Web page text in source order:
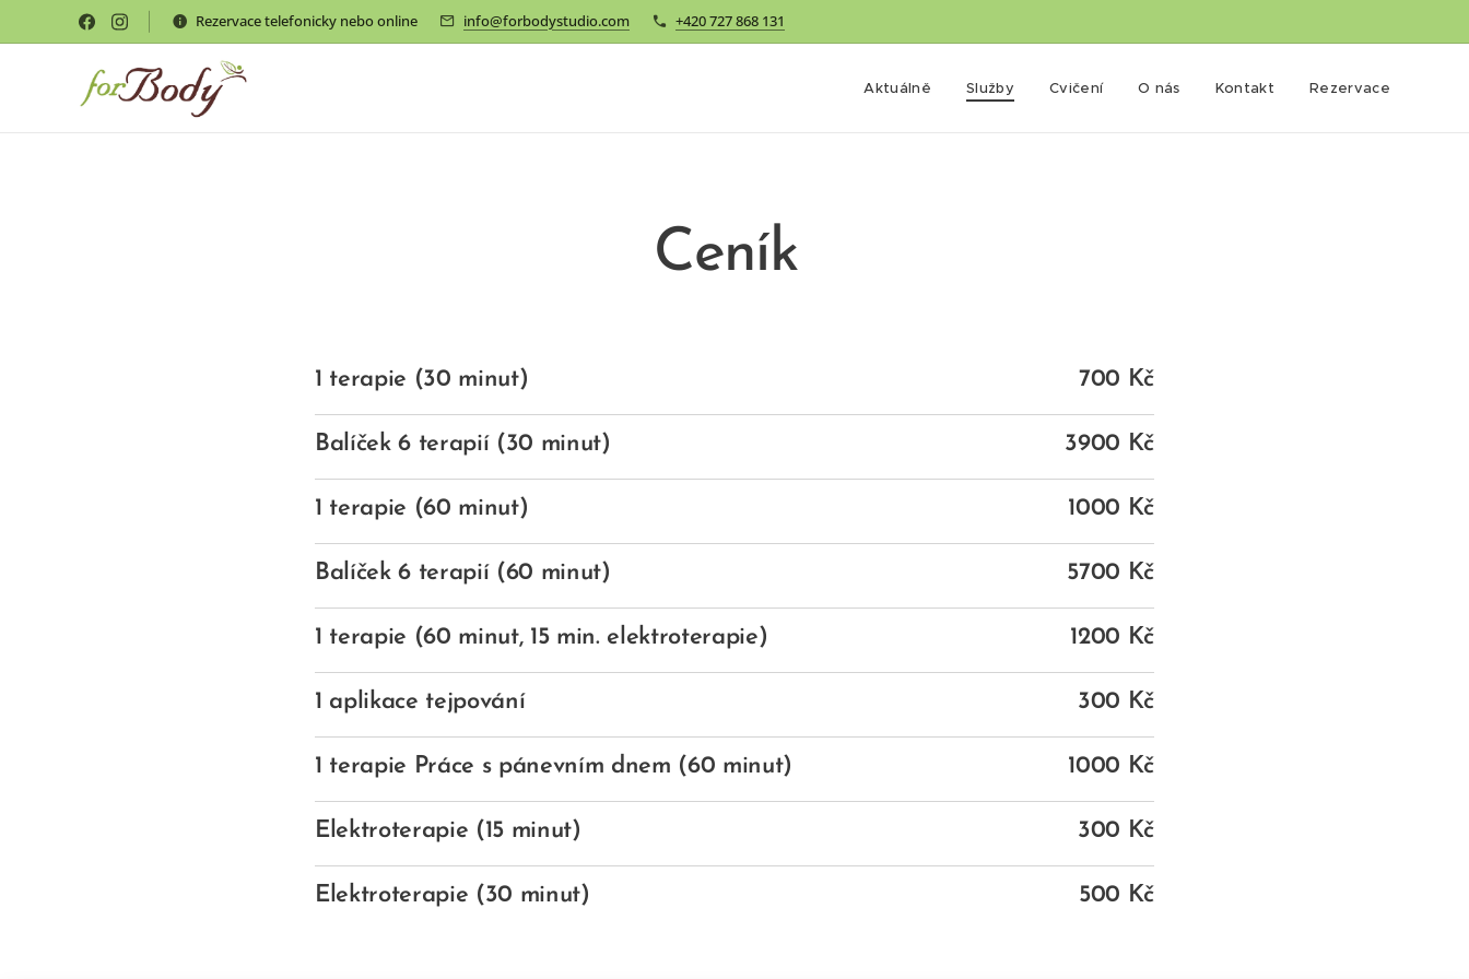
Rezervace telefonicky nebo online info@forbodystudio.com +420 727 868 131
Aktuálně Služby Cvičení O nás Kontakt Rezervace
Ceník
1 terapie (30 minut) 700 Kč
Balíček 6 terapií (30 minut) 3900 Kč
1 terapie (60 minut) 1000 Kč
Balíček 6 terapií (60 minut) 5700 Kč
1 terapie (60 minut, 15 min. elektroterapie) 1200 Kč
1 aplikace tejpování 300 Kč
1 terapie Práce s pánevním dnem (60 minut) 1000 Kč
Elektroterapie (15 minut) 300 Kč
Elektroterapie (30 minut) 500 Kč